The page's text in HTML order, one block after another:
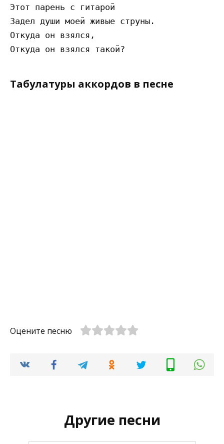
Этот парень с гитарой
Задел души моей живые струны.
Откуда он взялся,
Табулатуры аккордов в песне
Оцените песню
Другие песни